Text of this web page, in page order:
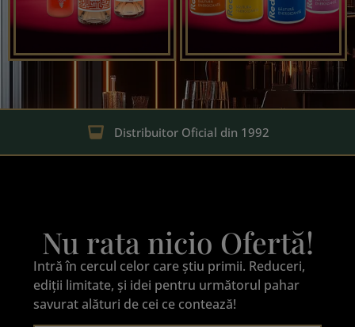
Distribuitor Oficial din 1992
Nu rata nicio Ofertă!
Intră în cercul celor care știu primii. Reduceri,
ediții limitate, și idei pentru următorul pahar
savurat alături de cei ce contează!